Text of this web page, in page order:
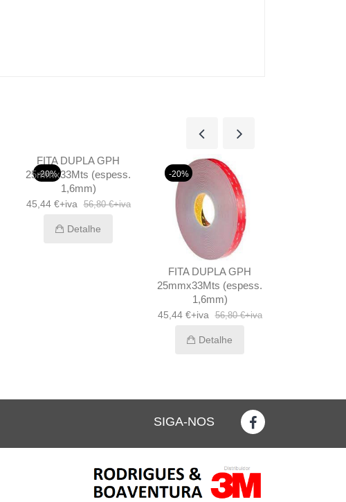
-20%
FITA DUPLA GPH
25mmx33Mts (espess.
1,6mm)
45,44 €+iva 56,80 €+iva
Detalhe
-20%
FITA DUPLA GPH
25mmx33Mts (espess.
1,6mm)
45,44 €+iva 56,80 €+iva
Detalhe
SIGA-NOS